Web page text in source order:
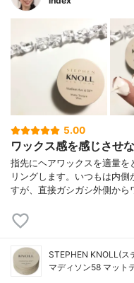
5.00
ワックス感を感じさせ
指先にヘアワックスを適量を
リングします。いつもは内
すが、直接ガシガシ外側から
STEPHEN KNOLL(ス
マディソン58 マット